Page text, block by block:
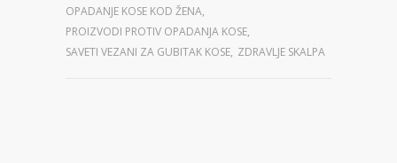
OPADANJE KOSE KOD ŽENA,
PROIZVODI PROTIV OPADANJA KOSE,
SAVETI VEZANI ZA GUBITAK KOSE, ZDRAVLJE SKALPA